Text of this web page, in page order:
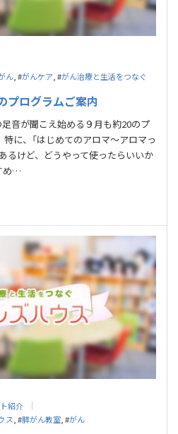
ん , #がんケア , #がん治療と生活をつなぐ
ログラムご案内
足音が聞こえ始める９月も約20のプ
に、「はじめてのアロマ～アロマっ
るけど、どうやって使ったらいいか
め…
紹介
ス , #膵がん教室 , #がん